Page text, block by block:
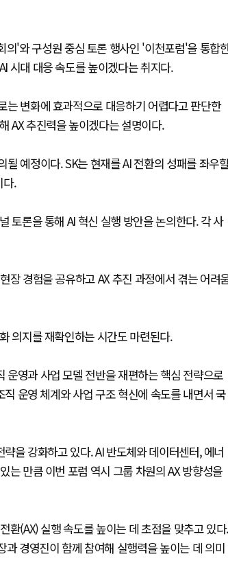
'와 구성원 중심 토론 행사인 '이천포럼'을 통합
시대 대응 속도를 높이겠다는 취지다.
는 변화에 효과적으로 대응하기 어렵다고 판단한
AX 추진력을 높이겠다는 설명이다.
예정이다. SK는 현재를 AI 전환의 성패를 좌우
다.
토론을 통해 AI 혁신 실행 방안을 논의한다. 각 사
장 경험을 공유하고 AX 추진 과정에서 겪는 어려
의지를 재확인하는 시간도 마련된다.
운영과 사업 모델 전반을 재편하는 핵심 전략으로
운영 체계와 사업 구조 혁신에 속도를 내면서 국
을 강화하고 있다. AI 반도체와 데이터센터, 에너
는 만큼 이번 포럼 역시 그룹 차원의 AX 방향성을
환(AX) 실행 속도를 높이는 데 초점을 맞추고 있
경영진이 함께 참여해 실행력을 높이는 데 의미